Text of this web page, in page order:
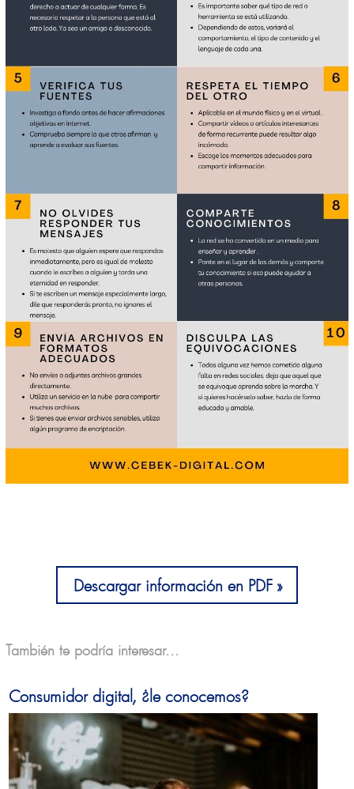
Descargar información en PDF
También te podría interesar...
Consumidor digital, ¿le conocemos?